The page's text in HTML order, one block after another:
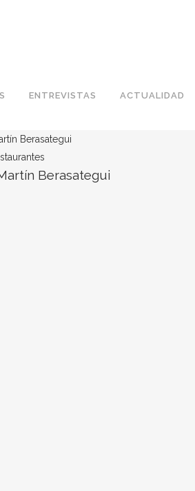
ENTREVISTAS ACTUALIDAD
Berasategui